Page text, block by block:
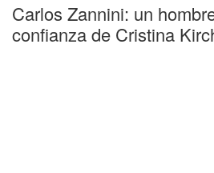
Carlos Zannini: un
confianza de Cristina